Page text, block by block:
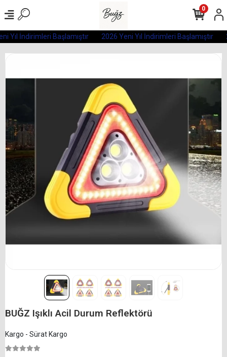
Yıl İndirimleri Başlamıştır 2026 Yeni Yıl İndirimleri Başlamıştır
0
BUĞZ Işıklı Acil Durum Reflektörü
Kargo - Sürat Kargo